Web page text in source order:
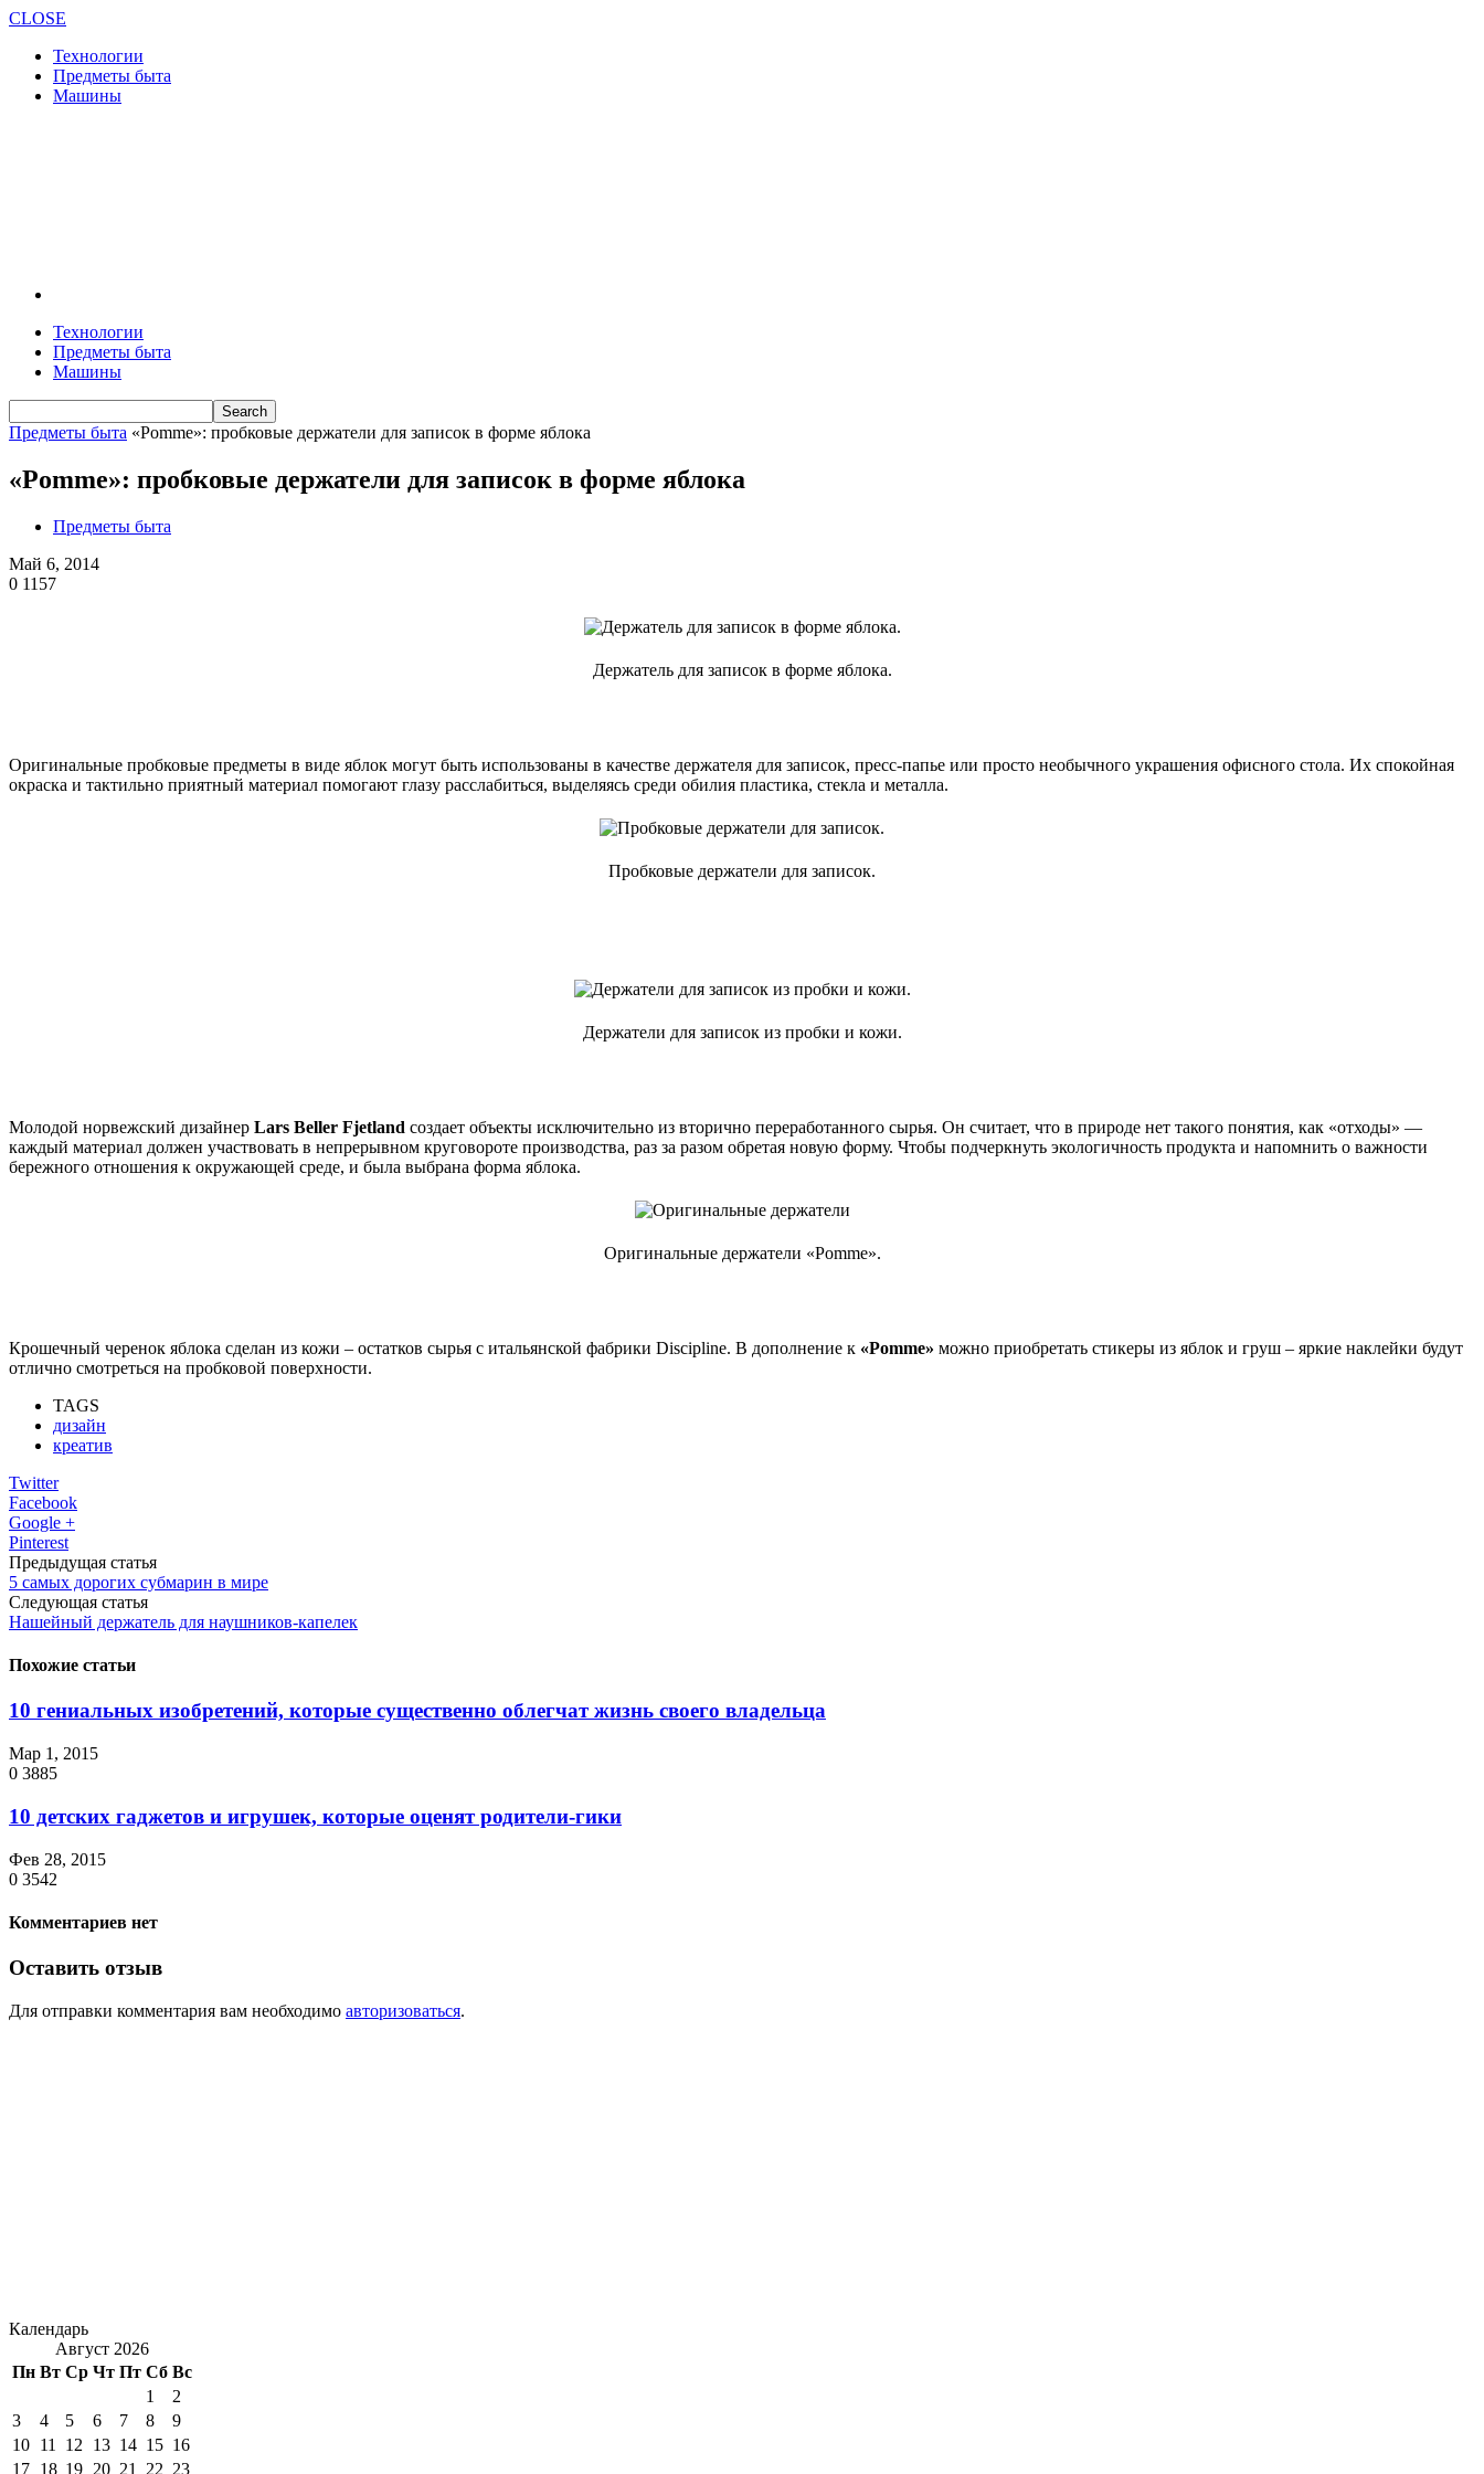
CLOSE
Технологии
Предметы быта
Машины
Технологии
Предметы быта
Машины
Предметы быта «Pomme»: пробковые держатели для записок в форме яблока
«Pomme»: пробковые держатели для записок в форме яблока
Предметы быта
Май 6, 2014
0 1157
Держатель для записок в форме яблока.
Оригинальные пробковые предметы в виде яблок могут быть использованы в качестве держателя для записок, пресс-папье или просто необычного украшения офисного стола. Их спокойная
окраска и тактильно приятный материал помогают глазу расслабиться, выделяясь среди обилия пластика, стекла и металла.
Пробковые держатели для записок.
Держатели для записок из пробки и кожи.
Молодой норвежский дизайнер Lars Beller Fjetland создает объекты исключительно из вторично переработанного сырья. Он считает, что в природе нет такого понятия, как «отходы» —
каждый материал должен участвовать в непрерывном круговороте производства, раз за разом обретая новую форму. Чтобы подчеркнуть экологичность продукта и напомнить о важности
бережного отношения к окружающей среде, и была выбрана форма яблока.
Оригинальные держатели «Pomme».
Крошечный черенок яблока сделан из кожи – остатков сырья с итальянской фабрики Discipline. В дополнение к «Pomme» можно приобретать стикеры из яблок и груш – яркие наклейки будут
отлично смотреться на пробковой поверхности.
TAGS
дизайн
креатив
Twitter
Facebook
Google +
Pinterest
Предыдущая статья
5 самых дорогих субмарин в мире
Следующая статья
Нашейный держатель для наушников-капелек
Похожие статьи
10 гениальных изобретений, которые существенно облегчат жизнь своего владельца
Мар 1, 2015
0 3885
10 детских гаджетов и игрушек, которые оценят родители-гики
Фев 28, 2015
0 3542
Комментариев нет
Оставить отзыв
Для отправки комментария вам необходимо авторизоваться.
Календарь
Август 2026
Пн Вт Ср Чт Пт Сб Вс
1
2
3
4 5 6 7 8
9
10 11 12 13 14 15 16
17 18 19 20 21 22 23